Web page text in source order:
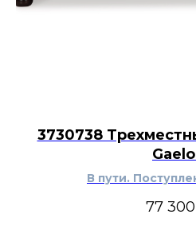
3730738
В пути.
77 300